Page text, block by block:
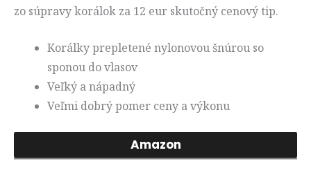
zo súpravy korálok za 12 eur skutočný cenový tip.
Korálky prepletené nylonovou šnúrou so
sponou do vlasov
Veľký a nápadný
Veľmi dobrý pomer ceny a výkonu
Amazon